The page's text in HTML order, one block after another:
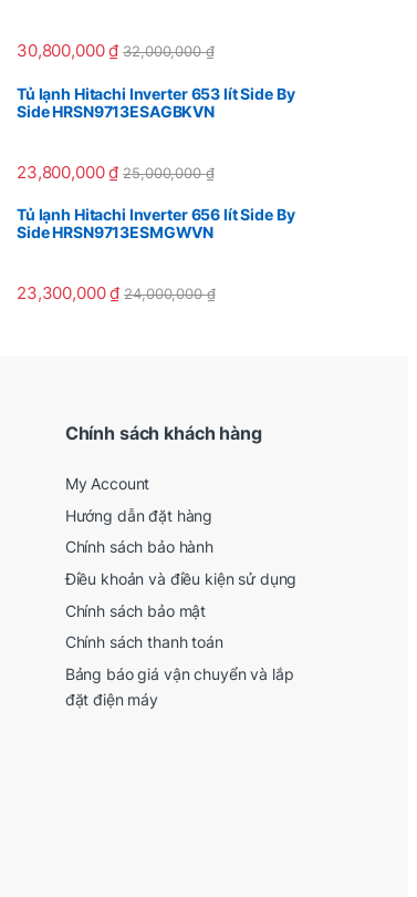
30,800,000₫ 32,000,000₫
Tủ lạnh Hitachi Inverter 653 lít Side By
Side HRSN9713ESAGBKVN
23,800,000₫ 25,000,000₫
Tủ lạnh Hitachi Inverter 656 lít Side By
Side HRSN9713ESMGWVN
23,300,000₫ 24,000,000₫
Chính sách khách hàng
My Account
Hướng dẫn đặt hàng
Chính sách bảo hành
Điều khoản và điều kiện sử dụng
Chính sách bảo mật
Chính sách thanh toán
Bảng báo giá vận chuyển và lắp
đặt điện máy